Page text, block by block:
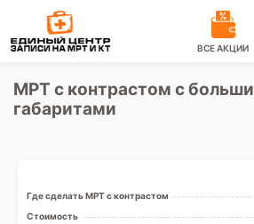
ВСЕ АКЦИИ
МРТ с контрастом с
габаритами
Где сделать МРТ с контрастом
Стоимость